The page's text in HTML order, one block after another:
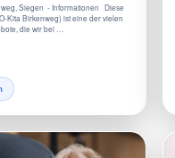
Siegen - Informationen Diese
Kita Birkenweg) ist eine der vielen
die wir bei …